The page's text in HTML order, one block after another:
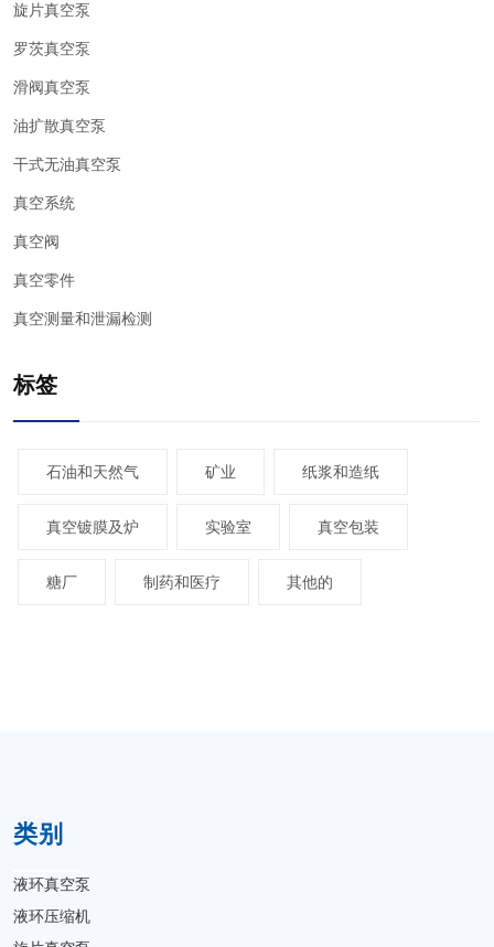
旋片真空泵
罗茨真空泵
滑阀真空泵
油扩散真空泵
干式无油真空泵
真空系统
真空阀
真空零件
真空测量和泄漏检测
标签
石油和天然气 矿业 纸浆和造纸
真空镀膜及炉 实验室 真空包装
糖厂 制药和医疗 其他的
类别
液环真空泵
液环压缩机